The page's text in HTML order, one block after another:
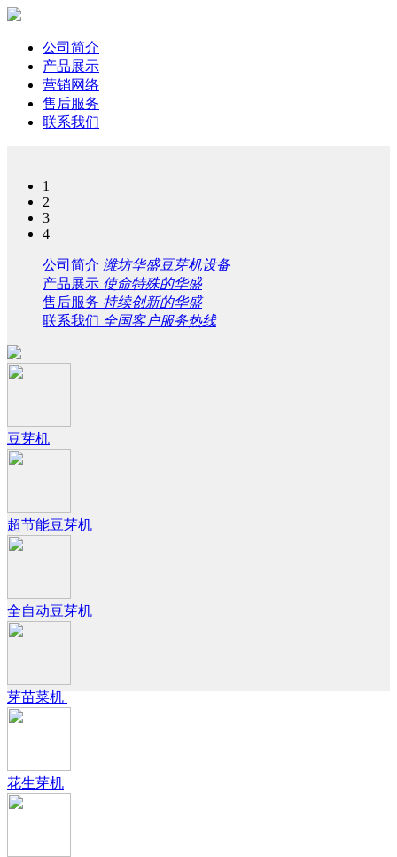
公司简介
产品展示
营销网络
售后服务
联系我们
1
2
3
4
公司简介 潍坊华盛豆芽机设备
产品展示 使命特殊的华盛
售后服务 持续创新的华盛
联系我们 全国客户服务热线
豆芽机
超节能豆芽机
全自动豆芽机
芽苗菜机
花生芽机